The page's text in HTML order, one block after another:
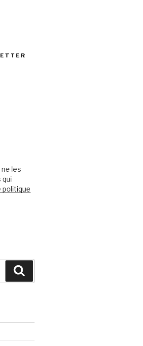
les
qui
politique